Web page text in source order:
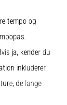
tempo og
ja, kender du
inkluderer
de lange